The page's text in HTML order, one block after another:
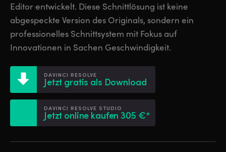
Lernangebot
Techn. Daten
Malaysia
Netherlands
New Zealand
Norway
Portugal
Singapore
Malaysia
Netherlands
New Zealand
Norway
Portugal
Singapore
Editor entwickelt. Diese Schnittlösung ist keine
abgespeckte Version des Originals, sondern ein
professionelles Schnittsystem mit Fokus auf
Innovationen in Sachen Geschwindigkeit.
DAVINCI RESOLVE
Jetzt gratis als Download
DAVINCI RESOLVE STUDIO
Jetzt online kaufen 305 €*